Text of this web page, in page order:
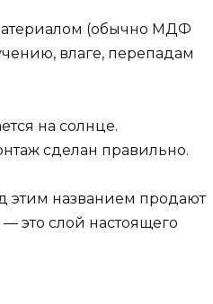
(обычно МДФ
влаге, перепадам
на солнце.
сделан правильно.
этим названием продают
это слой настоящего